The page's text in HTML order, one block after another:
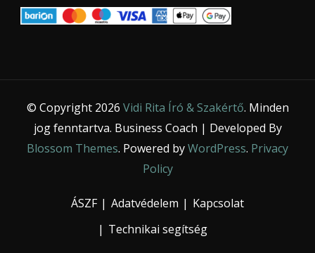
© Copyright 2026 Vidi Rita Író & Szakértő. Minden
jog fenntartva. Business Coach | Developed By
Blossom Themes. Powered byWordPress. Privacy
Policy
ÁSZF Adatvédelem
Kapcsolat
Technikai segítség